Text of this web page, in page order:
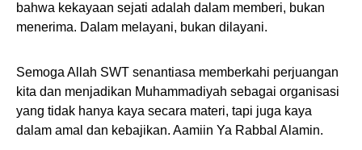
bahwa kekayaan sejati adalah dalam memberi, bukan
menerima. Dalam melayani, bukan dilayani.
Semoga Allah SWT senantiasa memberkahi perjuangan
kita dan menjadikan Muhammadiyah sebagai organisasi
yang tidak hanya kaya secara materi, tapi juga kaya
dalam amal dan kebajikan. Aamiin Ya Rabbal Alamin.